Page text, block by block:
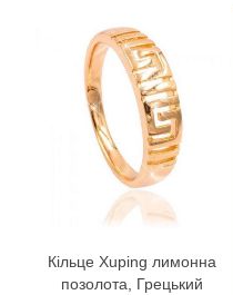
Кільце Xuping лимонна
позолота, Грецький